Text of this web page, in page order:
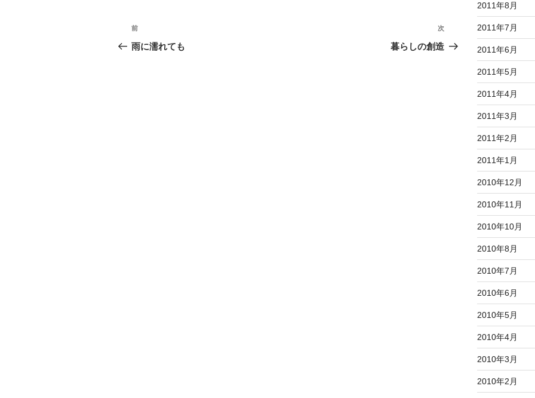
投
稿
前
の
前
雨に濡れても
次
の
次
暮らしの創造
2011年8月
2011年7月
2011年6月
2011年5月
2011年4月
2011年3月
2011年2月
2011年1月
2010年12月
2010年11月
2010年10月
2010年8月
2010年7月
2010年6月
2010年5月
2010年4月
2010年3月
2010年2月